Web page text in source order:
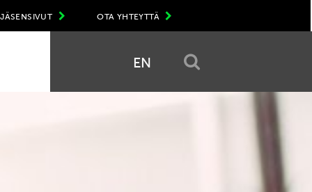
OTA YHTEYTTÄ
JÄSENSIVUT
EN